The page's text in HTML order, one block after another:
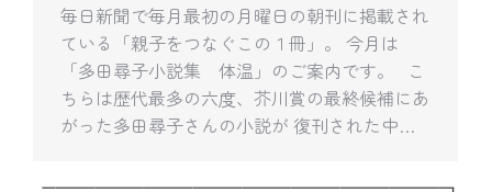
毎日新聞で毎月最初の月曜日の朝刊に掲載され
ている「親子をつなぐこの１冊」。 今月は
「多田尋子小説集 体温」のご案内です。 こ
ちらは歴代最多の六度、芥川賞の最終候補にあ
がった多田尋子さんの小説が 復刊された中…